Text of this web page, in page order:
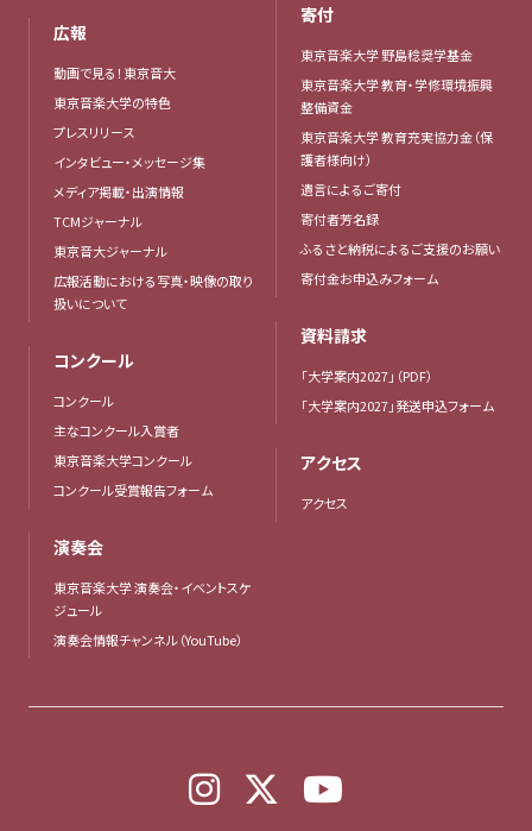
広報
動画で見る！東京音大
東京音楽大学の特色
プレスリリース
インタビュー・メッセージ集
メディア掲載・出演情報
TCMジャーナル
東京音大ジャーナル
広報活動における写真・映像の取り
扱いについて
コンクール
コンクール
主なコンクール入賞者
東京音楽大学コンクール
コンクール受賞報告フォーム
演奏会
東京音楽大学 演奏会・イベントスケ
ジュール
演奏会情報チャンネル（YouTube）
寄付
東京音楽大学 野島稔奨学基金
東京音楽大学 教育・学修環境振興
整備資金
東京音楽大学 教育充実協力金（保
護者様向け）
遺言によるご寄付
寄付者芳名録
ふるさと納税によるご支援のお願い
寄付金お申込みフォーム
資料請求
「大学案内2027」（PDF）
「大学案内2027」発送申込フォーム
アクセス
アクセス